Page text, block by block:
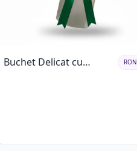
Buchet Delicat cu
RON